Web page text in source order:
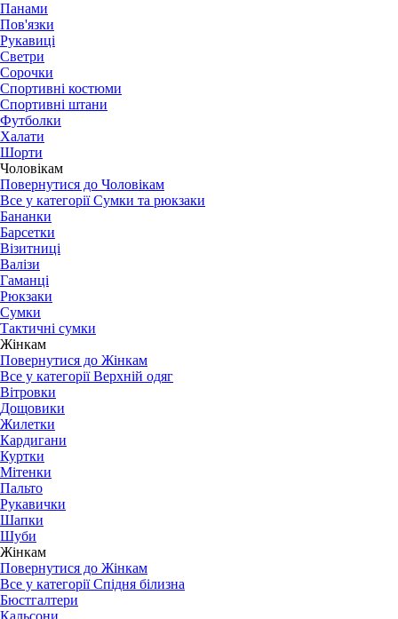
Панами
Пов'язки
Рукавиці
Светри
Сорочки
Спортивні костюми
Спортивні штани
Футболки
Халати
Шорти
Чоловікам
Повернутися до Чоловікам
Все у категорії Сумки та рюкзаки
Бананки
Барсетки
Візитниці
Валізи
Гаманці
Рюкзаки
Сумки
Тактичні сумки
Жінкам
Повернутися до Жінкам
Все у категорії Верхній одяг
Вітровки
Дощовики
Жилетки
Кардигани
Куртки
Мітенки
Пальто
Рукавички
Шапки
Шуби
Жінкам
Повернутися до Жінкам
Все у категорії Спідня білизна
Бюстгалтери
Кальсони